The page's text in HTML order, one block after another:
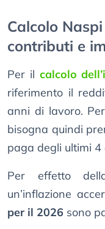
Calcolo
contributi e
Per il calcolo
riferimento il
anni di lavoro.
bisogna quindi
paga degli ultimi 4
Per effetto
un’inflazione
per il 2026 sono